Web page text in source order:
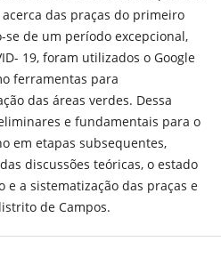
das praças do primeiro
de um período excepcional,
19, foram utilizados o Google
ferramentas para
das áreas verdes. Dessa
e fundamentais para o
em etapas subsequentes,
discussões teóricas, o estado
e a sistematização das praças e
de Campos.